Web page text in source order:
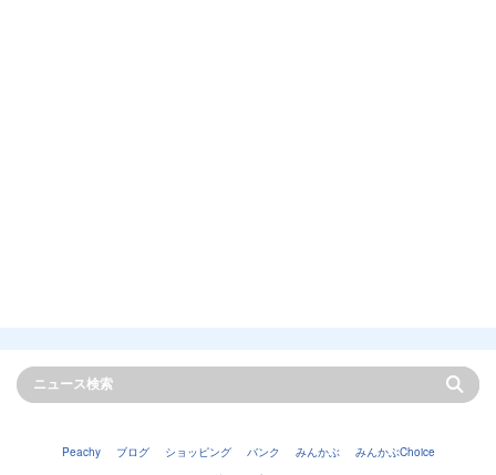
Peachy ブログ ショッピング バンク みんかぶ
みんかぶChoice